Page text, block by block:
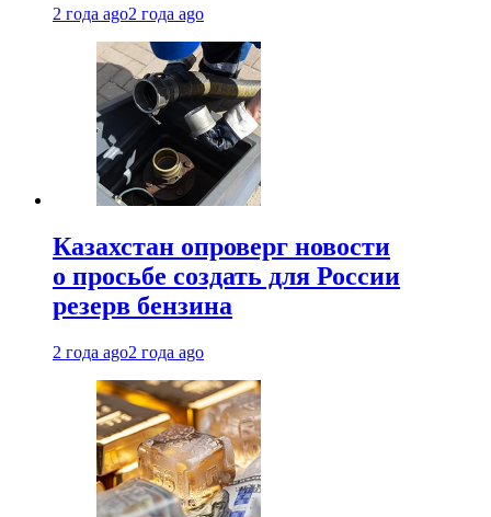
2 года ago2 года ago
Казахстан опроверг новости
о просьбе создать для России
резерв бензина
2 года ago2 года ago